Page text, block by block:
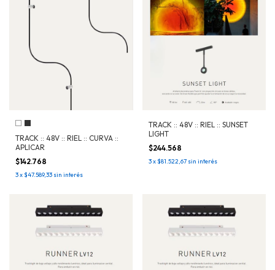
TRACK :: 48V :: RIEL :: CURVA ::
APLICAR
$142.768
3x$47.589,33 sin interés
TRACK :: 48V :: RIEL :: SUNSET
LIGHT
$244.568
3x$81.522,67 sin interés